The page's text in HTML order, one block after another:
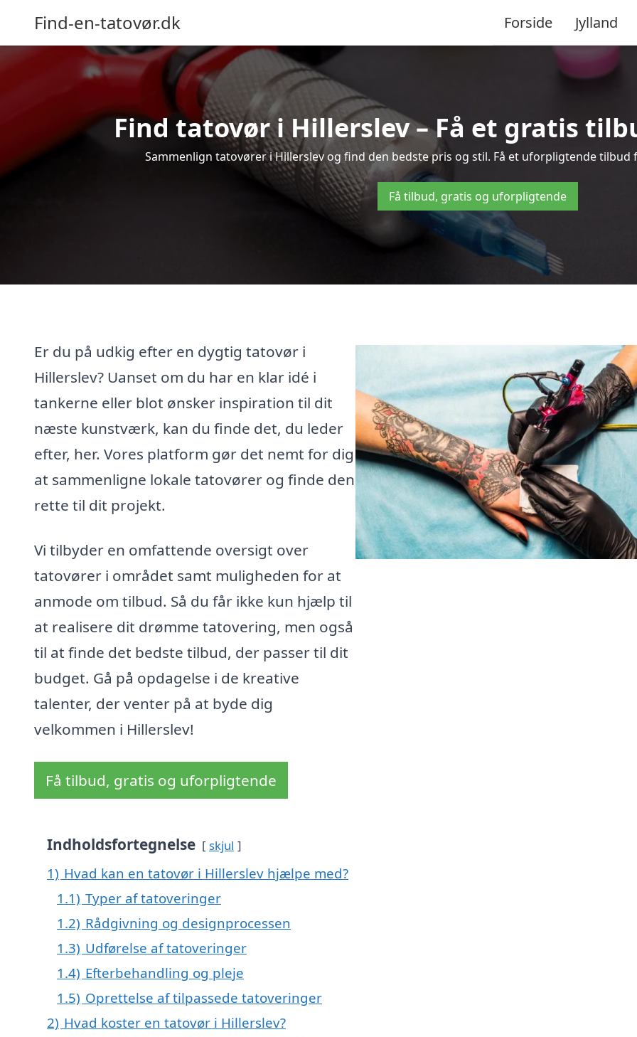
Find-en-tatovør.dk Forside Jylland
Find tatovør i Hillerslev – Få et gratis
Sammenlign tatovører i Hillerslev og find den bedste pris og stil. Få et uforpligtende
Få tilbud, gratis og uforpligtende
Er du på udkig efter en dygtig tatovør i
Hillerslev? Uanset om du har en klar idé i
tankerne eller blot ønsker inspiration til dit
næste kunstværk, kan du finde det, du leder
efter, her. Vores platform gør det nemt for dig
at sammenligne lokale tatovører og finde den
rette til dit projekt.
Vi tilbyder en omfattende oversigt over
tatovører i området samt muligheden for at
anmode om tilbud. Så du får ikke kun hjælp til
at realisere dit drømme tatovering, men også
til at finde det bedste tilbud, der passer til dit
budget. Gå på opdagelse i de kreative
talenter, der venter på at byde dig
velkommen i Hillerslev!
Få tilbud, gratis og uforpligtende
Indholdsfortegnelse skjul
1) Hvad kan en tatovør i Hillerslev hjælpe med?
1.1) Typer af tatoveringer
1.2) Rådgivning og designprocessen
1.3) Udførelse af tatoveringer
1.4) Efterbehandling og pleje
1.5) Oprettelse af tilpassede tatoveringer
2) Hvad koster en tatovør i Hillerslev?